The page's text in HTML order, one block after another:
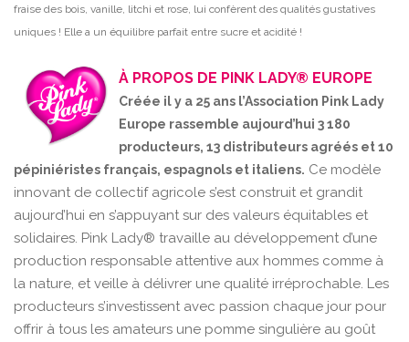
fraise des bois, vanille, litchi et rose, lui confèrent des qualités gustatives
uniques ! Elle a un équilibre parfait entre sucre et acidité !
À PROPOS DE PINK LADY® EUROPE
Créée il y a 25 ans l’Association Pink Lady
Europe rassemble aujourd’hui 3 180
producteurs, 13 distributeurs agréés et 10
pépiniéristes français, espagnols et italiens. Ce modèle
innovant de collectif agricole s’est construit et grandit
aujourd’hui en s’appuyant sur des valeurs équitables et
solidaires. Pink Lady® travaille au développement d’une
production responsable attentive aux hommes comme à
la nature, et veille à délivrer une qualité irréprochable. Les
producteurs s’investissent avec passion chaque jour pour
offrir à tous les amateurs une pomme singulière au goût